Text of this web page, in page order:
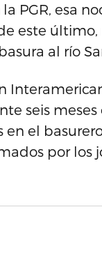
PGR, esa
este último,
al río
seis
en el
por los